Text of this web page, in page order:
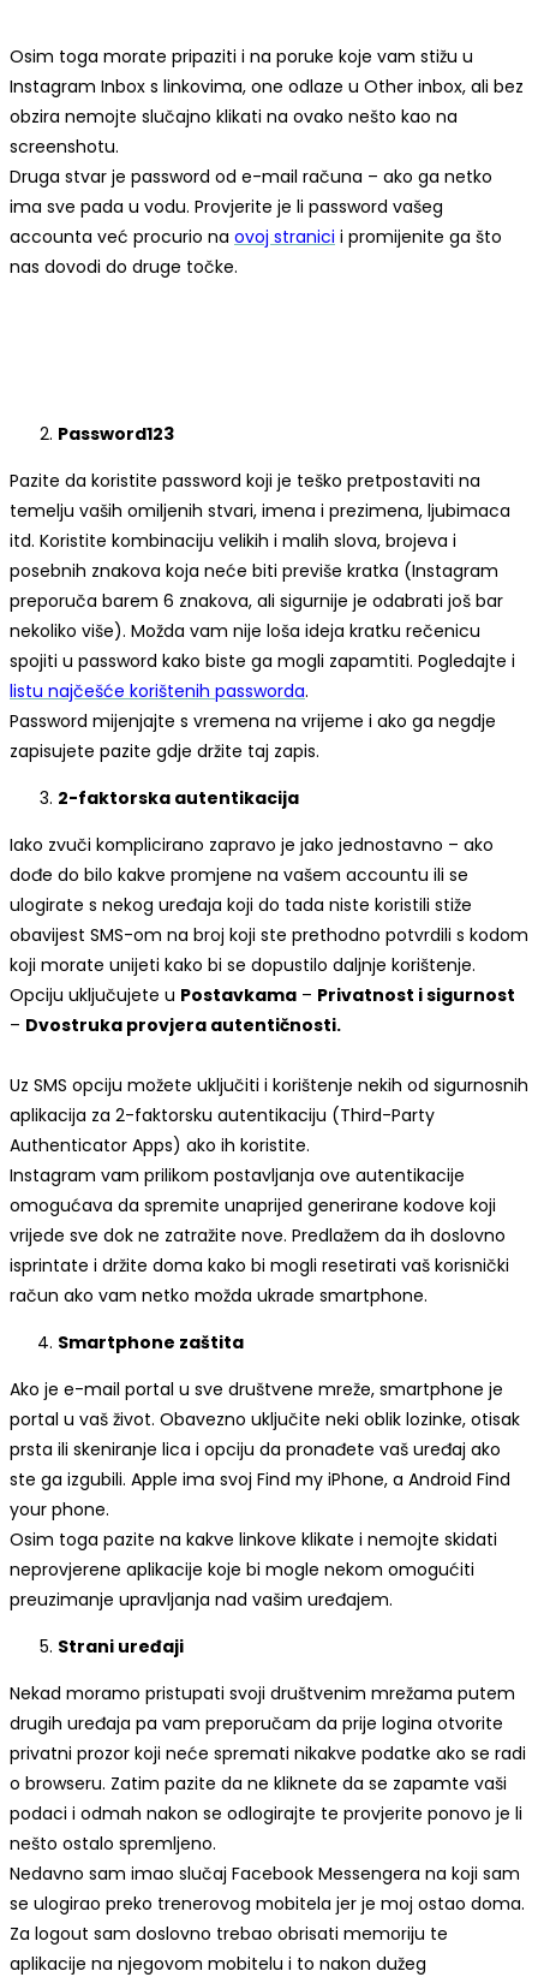
Osim toga morate pripaziti i na poruke koje vam stižu u
Instagram Inbox s linkovima, one odlaze u Other inbox, ali bez
obzira nemojte slučajno klikati na ovako nešto kao na
screenshotu.
Druga stvar je password od e-mail računa – ako ga netko
ima sve pada u vodu. Provjerite je li password vašeg
accounta već procurio na ovoj stranici i promijenite ga što
nas dovodi do druge točke.
Password123
Pazite da koristite password koji je teško pretpostaviti na
temelju vaših omiljenih stvari, imena i prezimena, ljubimaca
itd. Koristite kombinaciju velikih i malih slova, brojeva i
posebnih znakova koja neće biti previše kratka (Instagram
preporuča barem 6 znakova, ali sigurnije je odabrati još bar
nekoliko više). Možda vam nije loša ideja kratku rečenicu
spojiti u password kako biste ga mogli zapamtiti. Pogledajte i
listu najčešće korištenih passworda.
Password mijenjajte s vremena na vrijeme i ako ga negdje
zapisujete pazite gdje držite taj zapis.
2-faktorska autentikacija
Iako zvuči komplicirano zapravo je jako jednostavno – ako
dođe do bilo kakve promjene na vašem accountu ili se
ulogirate s nekog uređaja koji do tada niste koristili stiže
obavijest SMS-om na broj koji ste prethodno potvrdili s kodom
koji morate unijeti kako bi se dopustilo daljnje korištenje.
Opciju uključujete u Postavkama – Privatnost i sigurnost
– Dvostruka provjera autentičnosti.
Uz SMS opciju možete uključiti i korištenje nekih od sigurnosnih
aplikacija za 2-faktorsku autentikaciju (Third-Party
Authenticator Apps) ako ih koristite.
Instagram vam prilikom postavljanja ove autentikacije
omogućava da spremite unaprijed generirane kodove koji
vrijede sve dok ne zatražite nove. Predlažem da ih doslovno
isprintate i držite doma kako bi mogli resetirati vaš korisnički
račun ako vam netko možda ukrade smartphone.
Smartphone zaštita
Ako je e-mail portal u sve društvene mreže, smartphone je
portal u vaš život. Obavezno uključite neki oblik lozinke, otisak
prsta ili skeniranje lica i opciju da pronađete vaš uređaj ako
ste ga izgubili. Apple ima svoj Find my iPhone, a Android Find
your phone.
Osim toga pazite na kakve linkove klikate i nemojte skidati
neprovjerene aplikacije koje bi mogle nekom omogućiti
preuzimanje upravljanja nad vašim uređajem.
Strani uređaji
Nekad moramo pristupati svoji društvenim mrežama putem
drugih uređaja pa vam preporučam da prije logina otvorite
privatni prozor koji neće spremati nikakve podatke ako se radi
o browseru. Zatim pazite da ne kliknete da se zapamte vaši
podaci i odmah nakon se odlogirajte te provjerite ponovo je li
nešto ostalo spremljeno.
Nedavno sam imao slučaj Facebook Messengera na koji sam
se ulogirao preko trenerovog mobitela jer je moj ostao doma.
Za logout sam doslovno trebao obrisati memoriju te
aplikacije na njegovom mobitelu i to nakon dužeg